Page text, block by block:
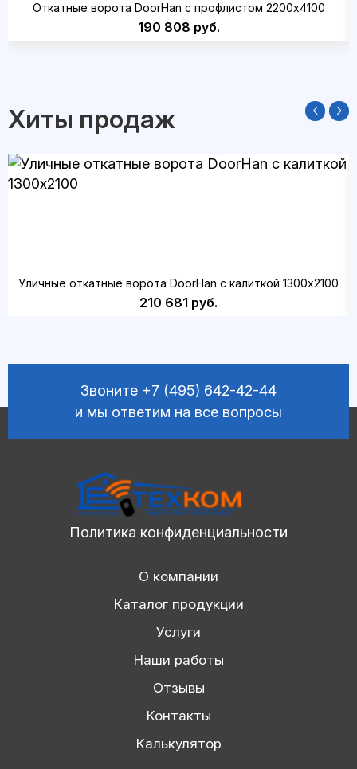
Откатные ворота DoorHan с профлистом 2200x4100
190 808 руб.
Хиты продаж
Уличные откатные ворота DoorHan с калиткой 1300х2100
210 681 руб.
Звоните +7 (495) 642-42-44
и мы ответим на все вопросы
Политика конфиденциальности
О компании
Каталог продукции
Услуги
Наши работы
Отзывы
Контакты
Калькулятор